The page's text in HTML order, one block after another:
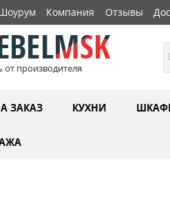
Компания Отзывы
от производителя
ЗАКАЗ КУХНИ